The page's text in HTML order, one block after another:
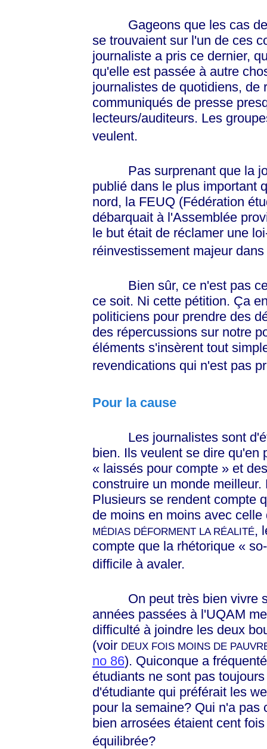
Gageons que les cas de
se trouvaient sur l'un de ces
journaliste a pris ce dernier,
qu'elle est passée à autre
journalistes de quotidiens, de
communiqués de presse
lecteurs/auditeurs. Les
veulent.
Pas surprenant que la
publié dans le plus important
nord, la FEUQ (Fédération
débarquait à l'Assemblée
le but était de réclamer une
réinvestissement majeur
Bien sûr, ce n'est pas ce
ce soit. Ni cette pétition. Ça
politiciens pour prendre des
des répercussions sur notre
éléments s'insèrent tout
revendications qui n'est pas
Pour la cause
Les journalistes sont
bien. Ils veulent se dire qu'en
« laissés pour compte »et
construire un monde
Plusieurs se rendent compte
de moins en moins avec
MÉDIAS DÉFORMENT LA RÉALITÉ,
compte que la rhétorique «
difficile à avaler.
On peut très bien vivre
années passées à l'UQAM
difficulté à joindre les deux
(voir DEUX FOIS MOINS DE
no 86). Quiconque a
étudiants ne sont pas
d'étudiante qui préférait les
pour la semaine? Qui n'a pas
bien arrosées étaient cent
équilibrée?